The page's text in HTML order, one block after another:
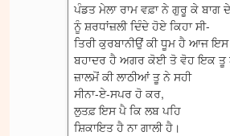
ਪੰਡਤ ਮੇਲਾ ਰਾਮ ਵਫ਼ਾ ਨੇ ਗੁਰੂ ਕੇ ਬਾਗ
ਨੂੰ ਸ਼ਰਧਾਂਜ਼ਲੀ ਦਿੰਦੇ ਹੋਏ ਕਿਹਾ ਸੀ-
ਤਿਰੀ ਕੁਰਬਾਨੀਉਂ ਕੀ ਧੂਮ ਹੈ ਆਜ ਇਸ
ਬਹਾਦਰ ਹੈ ਅਗਰ ਕੋਈ ਤੋ ਵੋਹ ਇਕ ਤੂ
ਜ਼ਾਲਮੋਂ ਕੀ ਲਾਠੀਆਂ ਤੂ ਨੇ ਸਹੀ
ਸੀਨਾ-ਏ-ਸਪਰ ਹੋ ਕਰ,
ਲੁਤਫ਼ ਇਸ ਪੈ ਕਿ ਲਬ ਪਹਿ
ਸ਼ਿਕਾਇਤ ਹੈ ਨਾ ਗਾਲੀ ਹੈ।